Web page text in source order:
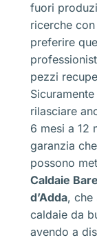
fuori
ricerche
preferire
pezzi
rilasciare
6 mesi a 12
garanzia
possono
Caldaie
d’Adda, che
caldaie da
avendo a